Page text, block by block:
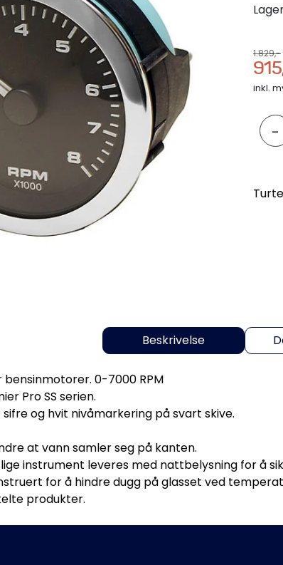
1.829,-
inkl.
-
Beskrivelse
0-7000 RPM
Pro SS serien.
og hvit nivåmarkering på svart skive.
at vann samler seg på kanten.
instrument leveres med nattbelysning for å
for å hindre dugg på glasset ved
produkter.